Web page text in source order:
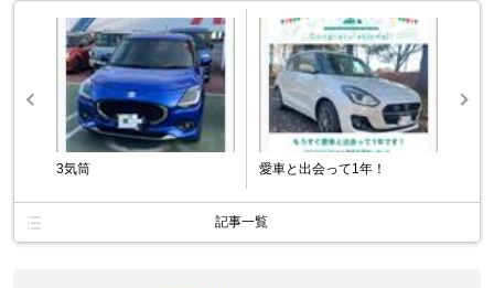
3気筒 愛車と出会って1年！
記事一覧